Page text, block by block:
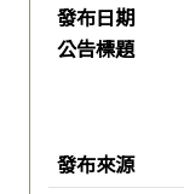
發布日期
公告標題
發布來源